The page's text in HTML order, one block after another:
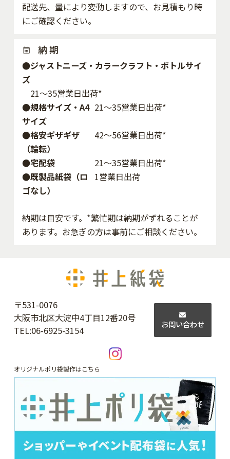
配送先、量により変動しますので、お見積もり時
にご確認ください。
納 期
●ジャストニーズ・カラークラフト・ボトルサイ
ズ
21～35営業日出荷*
●規格サイズ・A4
サイズ
21～35営業日出荷*
●格安ギザギザ
（輪転）
42〜56営業日出荷*
●宅配袋
21～35営業日出荷*
●既製品紙袋（ロ
ゴなし）
1営業日出荷
納期は目安です。*繁忙期は納期がずれることが
あります。お急ぎの方は事前にご相談ください。
〒531-0076
大阪市北区大淀中4丁目12番20号
TEL:06-6925-3154
お問い合わせ
オリジナルポリ袋製作はこちら